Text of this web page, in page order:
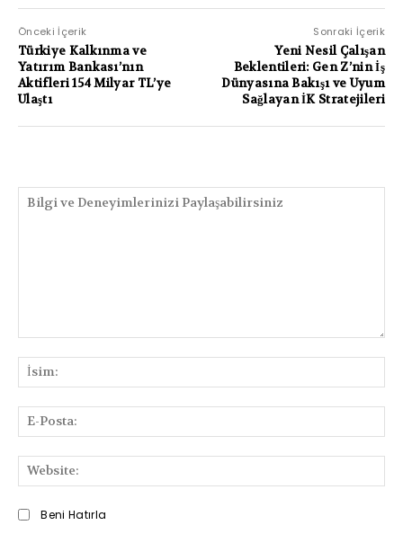
Önceki İçerik
Türkiye Kalkınma ve
Yatırım Bankası’nın
Aktifleri 154 Milyar TL’ye
Ulaştı
Sonraki İçerik
Yeni Nesil Çalışan
Beklentileri: Gen Z’nin İş
Dünyasına Bakışı ve Uyum
Sağlayan İK Stratejileri
ve
Deneyimlerinizi
Beni Hatırla